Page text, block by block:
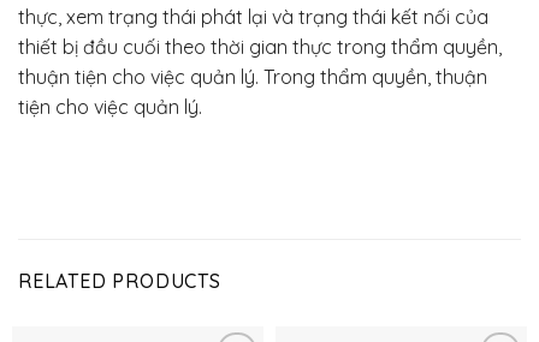
thực, xem trạng thái phát lại và trạng thái kết nối của
thiết bị đầu cuối theo thời gian thực trong thẩm quyền,
thuận tiện cho việc quản lý. Trong thẩm quyền, thuận
tiện cho việc quản lý.
RELATED PRODUCTS